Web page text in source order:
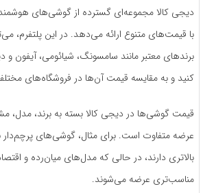
دیجی کالا مجموعه‌ای گسترده از گوشی‌های هوشمند
با قیمت‌های متنوع ارائه می‌دهد. در این پلتفرم،
برندهای معتبر مانند سامسونگ، شیائومی، آیفون و
کنید و به مقایسه قیمت آن‌ها در فروشگاه‌های
قیمت گوشی‌ها در دیجی کالا بسته به برند، مدل،
عرضه متفاوت است. برای مثال، گوشی‌های پرچم‌دار
بالاتری دارند، در حالی که مدل‌های میان‌رده و
مناسب‌تری عرضه می‌شوند.